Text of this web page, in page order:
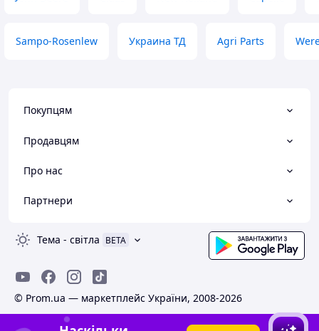
Sampo-Rosenlew Украина ТД Agri Parts
Покупцям
Продавцям
Про нас
Партнери
Тема - світла BETA
© Prom.ua — маркетплейс України, 2008-2026